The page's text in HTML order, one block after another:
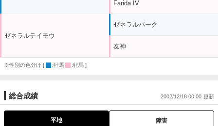
ゼネラルテイモウ
Farida IV
ゼネラルパーク
友神
※性別の色分け [ :牡馬 :牝馬 ]
総合成績 2002/12/18 00:00
平地 障害